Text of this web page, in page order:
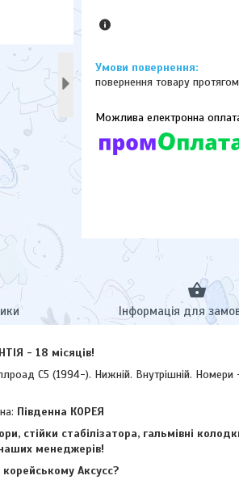
повернення товару
Інформація для
- 18 місяців!
С5 (1994-). Нижній. Внутрішній. Номери
Південна КОРЕЯ
стійки стабілізатора, гальмівні
менеджерів!
Аксусс?